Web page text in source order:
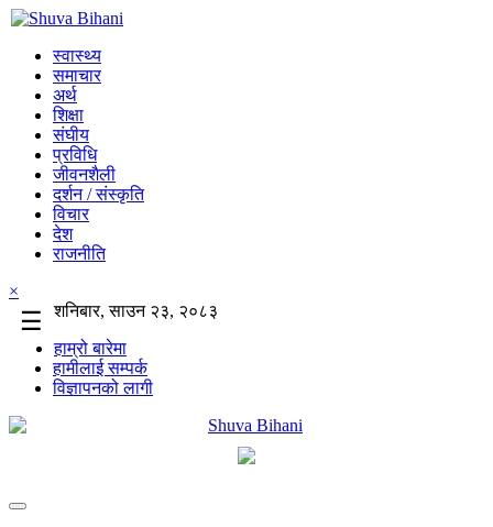
स्वास्थ्य
समाचार
अर्थ
शिक्षा
संघीय
प्रविधि
जीवनशैली
दर्शन / संस्कृति
विचार
देश
राजनीति
×
☰
शनिबार, साउन २३, २०८३
हाम्रो बारेमा
हामीलाई सम्पर्क
विज्ञापनको लागी